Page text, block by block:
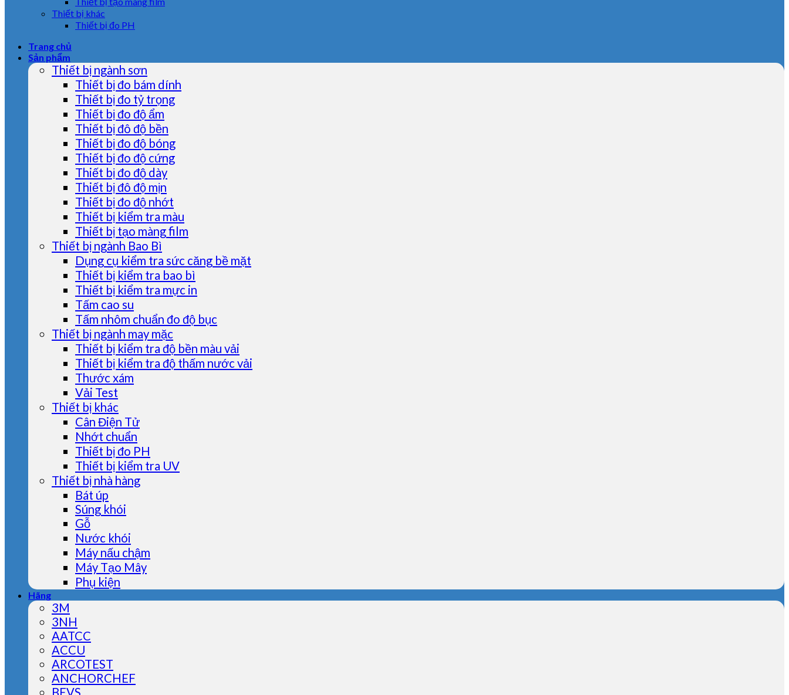
Thiết bị khác
Thiết bị đo PH
Trang chủ
Sản phẩm
Thiết bị ngành sơn
Thiết bị đo bám dính
Thiết bị đo tỷ trọng
Thiết bị đo độ ẩm
Thiết bị đô độ bền
Thiết bị đo độ bóng
Thiết bị đo độ cứng
Thiết bị đo độ dày
Thiết bị đô độ mịn
Thiết bị đo độ nhớt
Thiết bị kiểm tra màu
Thiết bị tạo màng film
Thiết bị ngành Bao Bì
Dụng cụ kiểm tra sức căng bề mặt
Thiết bị kiểm tra bao bì
Thiết bị kiểm tra mực in
Tấm cao su
Tấm nhôm chuẩn đo độ bục
Thiết bị ngành may mặc
Thiết bị kiểm tra độ bền màu vải
Thiết bị kiểm tra độ thấm nước vải
Thước xám
Vải Test
Thiết bị khác
Cân Điện Tử
Nhớt chuẩn
Thiết bị đo PH
Thiết bị kiểm tra UV
Thiết bị nhà hàng
Bát úp
Súng khói
Gỗ
Nước khói
Máy nấu chậm
Máy Tạo Mây
Phụ kiện
Hãng
3M
3NH
AATCC
ACCU
ARCOTEST
ANCHORCHEF
BEVS